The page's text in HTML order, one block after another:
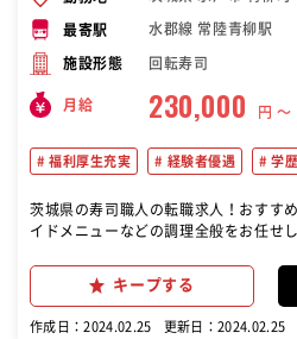
最寄駅 水郡線 常陸青柳駅
施設形態 回転寿司
月給 230,000 円 〜
福利厚生充実 経験者優遇 学
茨城県の寿司職人の転職求人！おすすめ！ 魚の仕込みや寿司調理
イドメニューなどの調理全般をお任せ
キープする
作成日：2024.02.25 更新日：2024.02.25